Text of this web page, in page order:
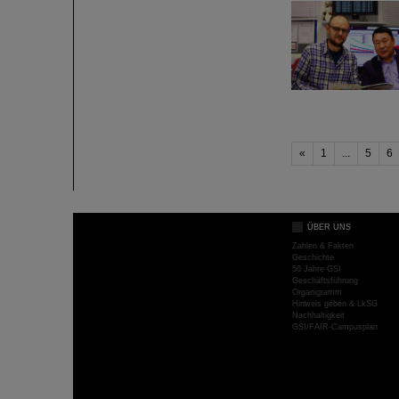
« 1 ... 5 6
ÜBER UNS
Zahlen & Fakten
Geschichte
50 Jahre GSI
Geschäftsführung
Organigramm
Hinweis geben & LkSG
Nachhaltigkeit
GSI/FAIR-Campusplan